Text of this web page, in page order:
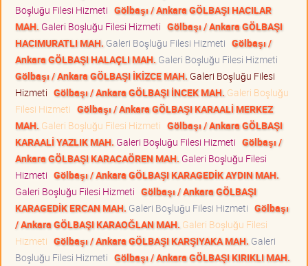
Boşluğu Filesi Hizmeti Gölbaşı / Ankara GÖLBAŞI HACILAR
MAH. Galeri Boşluğu Filesi Hizmeti Gölbaşı / Ankara GÖLBAŞI
HACIMURATLI MAH. Galeri Boşluğu Filesi Hizmeti Gölbaşı /
Ankara GÖLBAŞI HALAÇLI MAH. Galeri Boşluğu Filesi Hizmeti
Gölbaşı / Ankara GÖLBAŞI İKİZCE MAH. Galeri Boşluğu Filesi
Hizmeti Gölbaşı / Ankara GÖLBAŞI İNCEK MAH. Galeri Boşluğu
Filesi Hizmeti Gölbaşı / Ankara GÖLBAŞI KARAALİ MERKEZ
MAH. Galeri Boşluğu Filesi Hizmeti Gölbaşı / Ankara GÖLBAŞI
KARAALİ YAZLIK MAH. Galeri Boşluğu Filesi Hizmeti Gölbaşı /
Ankara GÖLBAŞI KARACAÖREN MAH. Galeri Boşluğu Filesi
Hizmeti Gölbaşı / Ankara GÖLBAŞI KARAGEDİK AYDIN MAH.
Galeri Boşluğu Filesi Hizmeti Gölbaşı / Ankara GÖLBAŞI
KARAGEDİK ERCAN MAH. Galeri Boşluğu Filesi Hizmeti Gölbaşı
/ Ankara GÖLBAŞI KARAOĞLAN MAH. Galeri Boşluğu Filesi
Hizmeti Gölbaşı / Ankara GÖLBAŞI KARŞIYAKA MAH. Galeri
Boşluğu Filesi Hizmeti Gölbaşı / Ankara GÖLBAŞI KIRIKLI MAH.